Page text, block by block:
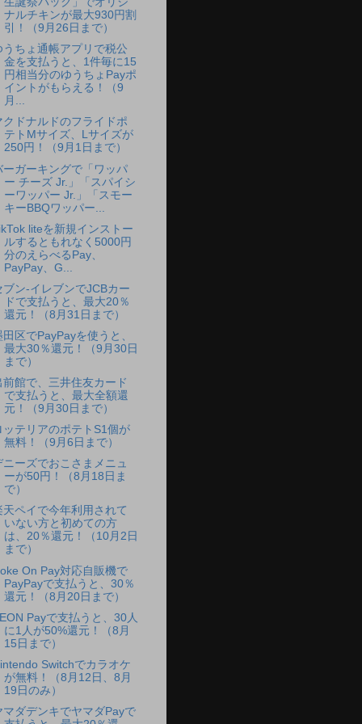
ナルチキンが最大930円割
引！（9月26日まで）
うちょ通帳アプリで税公
金を支払うと、1件毎に15
円相当分のゆうちょPayポ
イントがもらえる！（9
月...
クドナルドのフライドポ
テトMサイズ、Lサイズが
250円！（9月1日まで）
ーガーキングで「ワッパ
ー チーズ Jr.」「スパイシ
ーワッパー Jr.」「スモー
キーBBQワッパー...
liteを新規インストー
ルするともれなく5000円
分のえらべるPay、
PayPay、G...
ブン-イレブンでJCBカー
ドで支払うと、最大20％
還元！（8月31日まで）
田区でPayPayを使うと、
最大30％還元！（9月30日
まで）
前館で、三井住友カード
で支払うと、最大全額還
元！（9月30日まで）
ッテリアのポテトS1個が
無料！（9月6日まで）
ニーズでおこさまメニュ
ーが50円！（8月18日ま
で）
天ペイで今年利用されて
いない方と初めての方
は、20％還元！（10月2日
まで）
On Pay対応自販機で
PayPayで支払うと、30％
還元！（8月20日まで）
Payで支払うと、30人
に1人が50%還元！（8月
15日まで）
Switchでカラオケ
が無料！（8月12日、8月
19日のみ）
マダデンキでヤマダPayで